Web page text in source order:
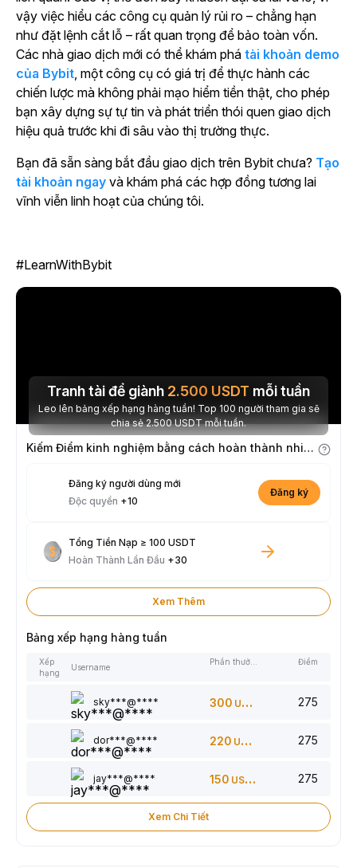
vậy việc hiểu các công cụ quản lý rủi ro – chẳng hạn
như đặt lệnh cắt lỗ – rất quan trọng để bảo toàn vốn.
Các nhà giao dịch mới có thể khám phá tài khoản demo
của Bybit , một công cụ có giá trị để thực hành các
chiến lược mà không phải mạo hiểm tiền thật, cho phép
bạn xây dựng sự tự tin và phát triển thói quen giao dịch
hiệu quả trước khi đi sâu vào thị trường thực.
Bạn đã sẵn sàng bắt đầu giao dịch trên Bybit chưa? Tạo
tài khoản ngay và khám phá các hợp đồng tương lai
vĩnh viễn linh hoạt của chúng tôi.
#LearnWithBybit
Tranh tài để giành 2.500 USDT mỗi tuần
Leo lên bảng xếp hạng hàng tuần! Top 100 người tham gia sẽ
chia sẻ 2.500 USDT mỗi tuần.
Kiếm Điểm kinh nghiệm bằng cách hoàn thành nhiệm vụ
Đăng ký người dùng mới
Độc quyền +10
Đăng ký
Tổng Tiền Nạp ≥ 100 USDT
Hoàn Thành Lần Đầu +30
Xem Thêm
Bảng xếp hạng hàng tuần
Xếp
hạng
Username
Điểm
sky***@**** 300 USDT 275
dor***@**** 220 USDT 275
jay***@**** 150 USDT 275
Xem Chi Tiết